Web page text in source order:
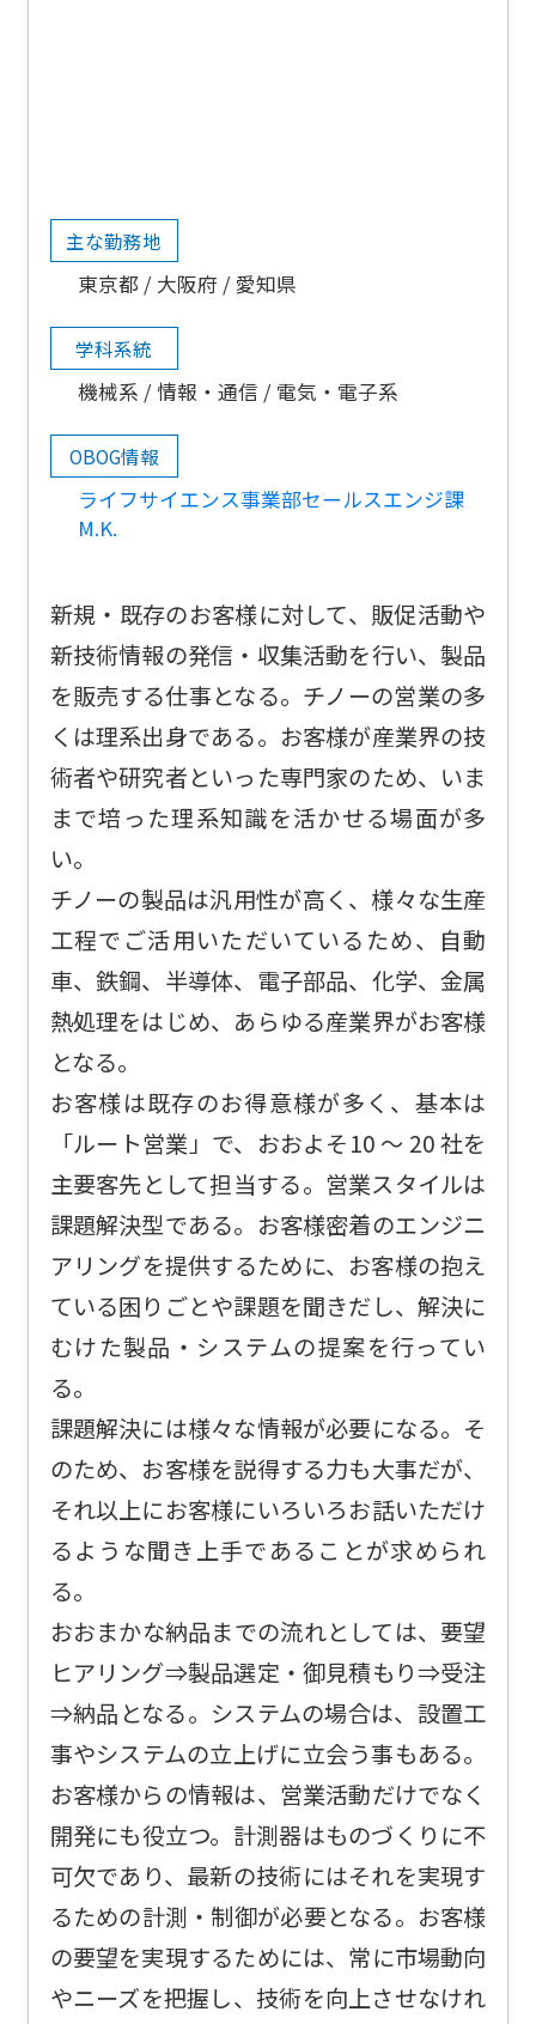
主な勤務地
東京都 大阪府 愛知県
学科系統
機械系 情報・通信 電気・電子系
OBOG情報
ライフサイエンス事業部セールスエンジ課
M.K.
新規・既存のお客様に対して、販促活動や
新技術情報の発信・収集活動を行い、製品
を販売する仕事となる。チノーの営業の多
くは理系出身である。お客様が産業界の技
術者や研究者といった専門家のため、いま
まで培った理系知識を活かせる場面が多
い。
チノーの製品は汎用性が高く、様々な生産
工程でご活用いただいているため、自動
車、鉄鋼、半導体、電子部品、化学、金属
熱処理をはじめ、あらゆる産業界がお客様
となる。
お客様は既存のお得意様が多く、基本は
「ルート営業」で、おおよそ10 ～ 20 社を
主要客先として担当する。営業スタイルは
課題解決型である。お客様密着のエンジニ
アリングを提供するために、お客様の抱え
ている困りごとや課題を聞きだし、解決に
むけた製品・システムの提案を行ってい
る。
課題解決には様々な情報が必要になる。そ
のため、お客様を説得する力も大事だが、
それ以上にお客様にいろいろお話いただけ
るような聞き上手であることが求められ
る。
おおまかな納品までの流れとしては、要望
ヒアリング⇒製品選定・御見積もり⇒受注
⇒納品となる。システムの場合は、設置工
事やシステムの立上げに立会う事もある。
お客様からの情報は、営業活動だけでなく
開発にも役立つ。計測器はものづくりに不
可欠であり、最新の技術にはそれを実現す
るための計測・制御が必要となる。お客様
の要望を実現するためには、常に市場動向
やニーズを把握し、技術を向上させなけれ